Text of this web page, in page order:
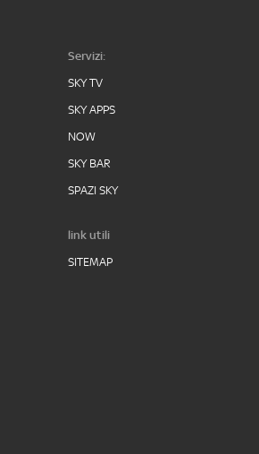
Servizi:
SKY TV
SKY APPS
NOW
SKY BAR
SPAZI SKY
link utili
SITEMAP